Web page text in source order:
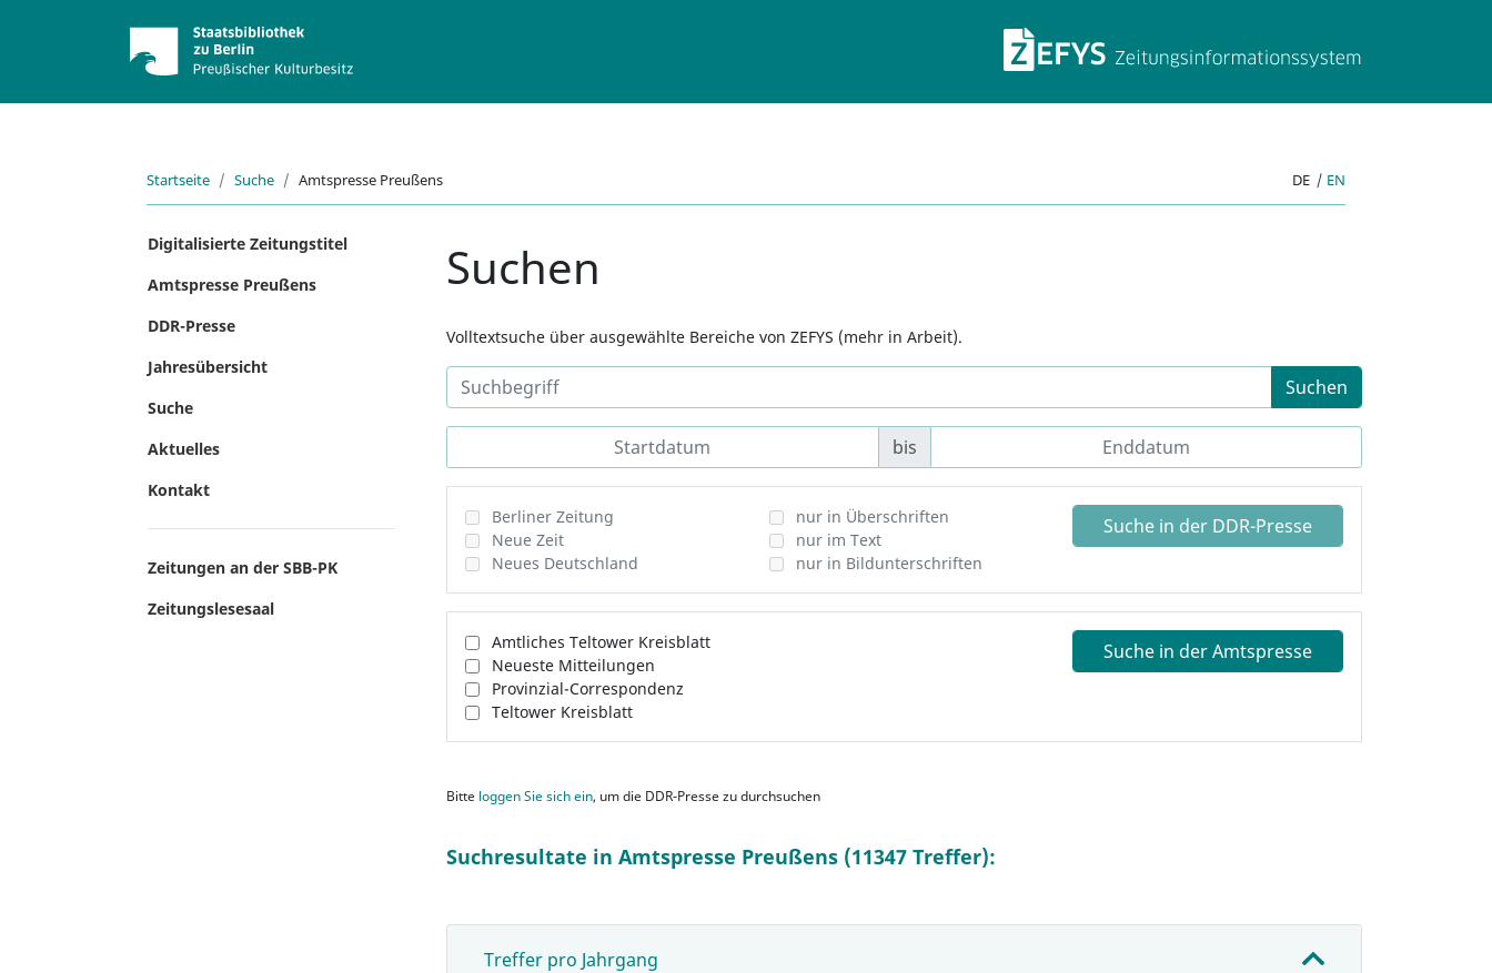
ZEFYS
Startseite Suche Amtspresse Preußens DE | EN
Digitalisierte Zeitungstitel
Amtspresse Preußens
DDR-Presse
Jahresübersicht
Suche
Aktuelles
Kontakt
Zeitungen an der SBB-PK
Zeitungslesesaal
Suchen
Volltextsuche über ausgewählte Bereiche von ZEFYS (mehr in Arbeit).
Suchen
bis
Berliner Zeitung
Neue Zeit
Neues Deutschland
nur in Überschriften
nur im Text
nur in Bildunterschriften
Suche in der DDR-Presse
Amtliches Teltower Kreisblatt
Neueste Mitteilungen
Provinzial-Correspondenz
Teltower Kreisblatt
Suche in der Amtspresse
Bitte loggen Sie sich ein, um die DDR-Presse zu durchsuchen
Suchresultate in Amtspresse Preußens (11347 Treffer):
Treffer pro Jahrgang